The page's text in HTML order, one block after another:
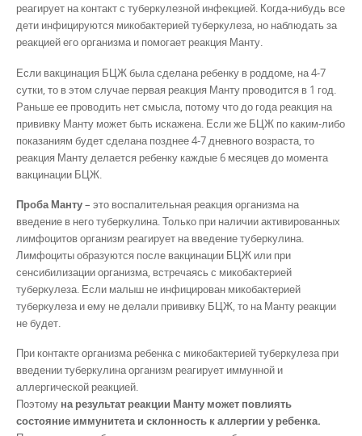
реагирует на контакт с туберкулезной инфекцией. Когда-нибудь все
дети инфицируются микобактерией туберкулеза, но наблюдать за
реакцией его организма и помогает реакция Манту.
Если вакцинация БЦЖ была сделана ребенку в роддоме, на 4-7
сутки, то в этом случае первая реакция Манту проводится в 1 год.
Раньше ее проводить нет смысла, потому что до года реакция на
прививку Манту может быть искажена. Если же БЦЖ по каким-либо
показаниям будет сделана позднее 4-7 дневного возраста, то
реакция Манту делается ребенку каждые 6 месяцев до момента
вакцинации БЦЖ.
Проба Манту– это воспалительная реакция организма на
введение в него туберкулина. Только при наличии активированных
лимфоцитов организм реагирует на введение туберкулина.
Лимфоциты образуются после вакцинации БЦЖ или при
сенсибилизации организма, встречаясь с микобактерией
туберкулеза. Если малыш не инфицирован микобактерией
туберкулеза и ему не делали прививку БЦЖ, то на Манту реакции
не будет.
При контакте организма ребенка с микобактерией туберкулеза при
введении туберкулина организм реагирует иммунной и
аллергической реакцией.
Поэтому на результат реакции Манту может повлиять
состояние иммунитета и склонность к аллергии у ребенка.